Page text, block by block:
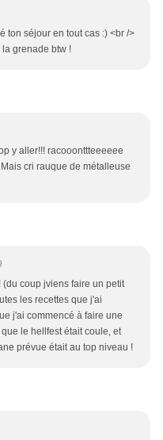
ton séjour en tout cas :) <br />
la grenade btw !
y aller!!! racooonttteeeeee
cri rauque de métalleuse
coup jviens faire un petit
les recettes que j'ai
j'ai commencé à faire une
le hellfest était coule, et
prévue était au top niveau !